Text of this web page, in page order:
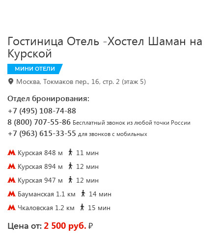
Гостиница Отель -Хостел Шаман на
Курской
МИНИ ОТЕЛИ
Москва, Токмаков пер., 16, стр. 2 (этаж 5)
Отдел бронирования:
+7 (495) 108-74-88
8 (800) 707-55-86 Бесплатный звонок из любой точки России
+7 (963) 615-33-55 для звонков с мобильных
Курская 848 м
11 мин
Курская 894 м
12 мин
Курская 947 м
12 мин
Бауманская 1.1 км
14 мин
Чкаловская 1.2 км
15 мин
Цена от: 2 500 руб. ₽